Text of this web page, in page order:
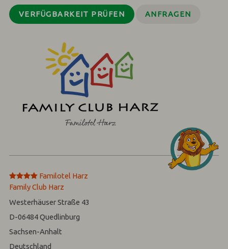
VERFÜGBARKEIT PRÜFEN ANFRAGEN
****
Familotel Harz
Family Club Harz
Westerhäuser Straße 43
D-06484Quedlinburg
Sachsen-Anhalt
Deutschland